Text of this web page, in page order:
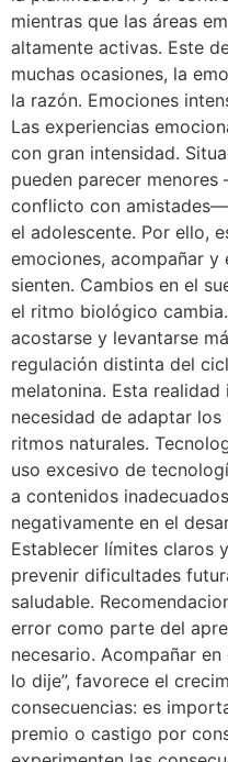
mientras que las áreas
altamente activas. Este
muchas ocasiones, la
la razón. Emociones
Las experiencias
con gran intensidad.
pueden parecer
conflicto con
el adolescente. Por ello,
emociones, acompañar
sienten. Cambios en el
el ritmo biológico
acostarse y levantarse
regulación distinta del
melatonina. Esta
necesidad de adaptar
ritmos naturales.
uso excesivo de
a contenidos
negativamente en el
Establecer límites claros
prevenir dificultades
saludable.
error como parte del
necesario. Acompañar
lo dije”, favorece el
consecuencias: es
premio o castigo por